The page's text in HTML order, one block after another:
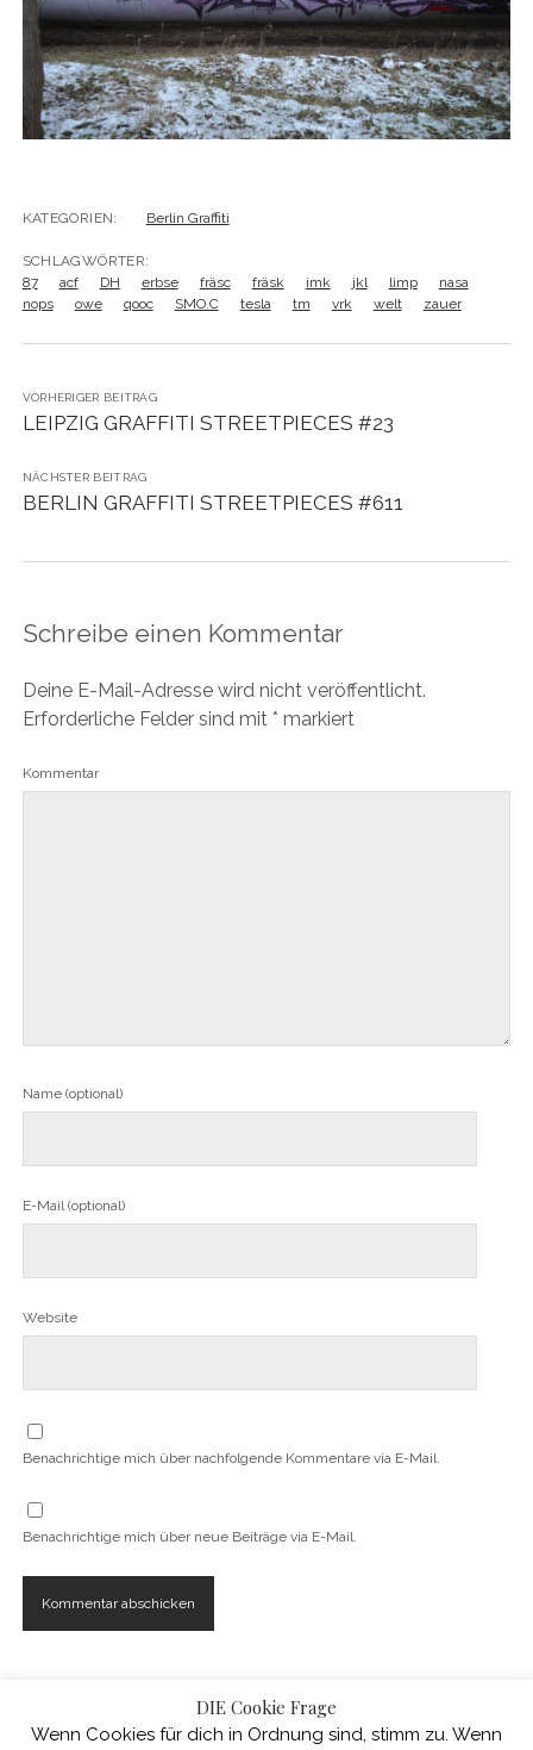
KATEGORIEN: Berlin Graffiti
SCHLAGWÖRTER:
87
acf DH erbse fräsc fräsk imk jkl limp
nasa
nops
owe qooc SMO.C tesla tm vrk welt zauer
VORHERIGER BEITRAG
LEIPZIG GRAFFITI STREETPIECES #23
NÄCHSTER BEITRAG
BERLIN GRAFFITI STREETPIECES #611
Schreibe einen Kommentar
Deine E-Mail-Adresse wird nicht veröffentlicht.
Erforderliche Felder sind mit * markiert
Kommentar
Name (optional)
E-Mail (optional)
Website
Benachrichtige mich über nachfolgende Kommentare via E-Mail.
Benachrichtige mich über neue Beiträge via E-Mail.
DIE Cookie Frage
Wenn Cookies für dich in Ordnung sind, stimm zu. Wenn